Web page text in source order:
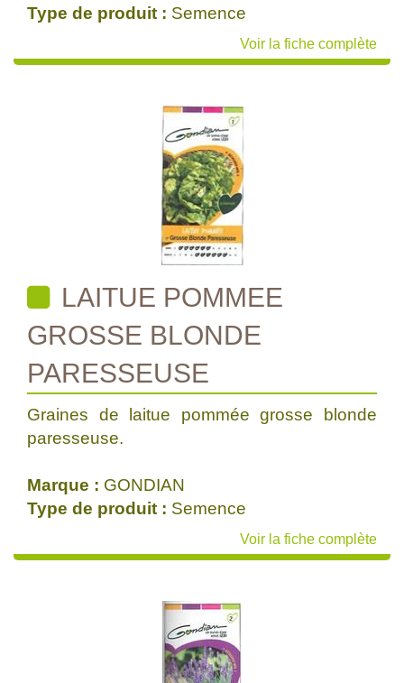
Type de produit : Semence
Voir la fiche complète
LAITUE POMMEE
GROSSE BLONDE
PARESSEUSE
Graines de laitue pommée grosse blonde
paresseuse.
Marque : GONDIAN
Type de produit : Semence
Voir la fiche complète